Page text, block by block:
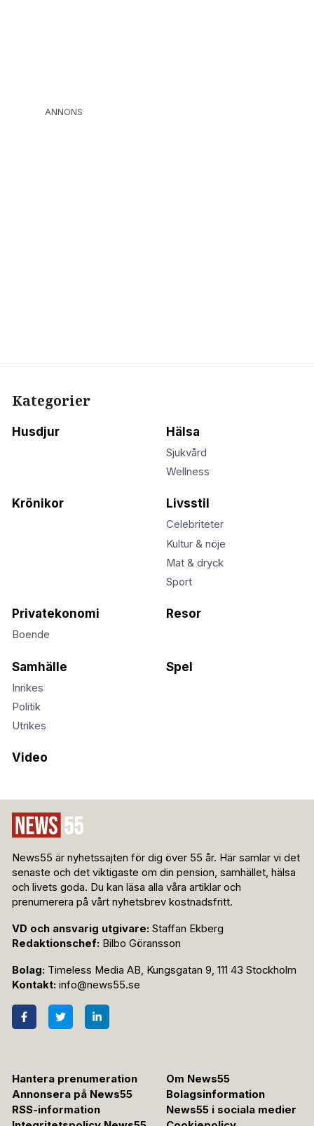
ANNONS
Kategorier
Husdjur Hälsa
Sjukvård
Wellness
Krönikor Livsstil
Celebriteter
Kultur & nöje
Mat & dryck
Sport
Privatekonomi
Boende
Resor
Samhälle
Inrikes
Politik
Utrikes
Spel
Video
News55 är nyhetssajten för dig över 55 år. Här samlar vi det
senaste och det viktigaste om din pension, samhället, hälsa
och livets goda. Du kan läsa alla våra artiklar och
prenumerera på vårt nyhetsbrev kostnadsfritt.
VD och ansvarig utgivare: Staffan Ekberg
Redaktionschef: Bilbo Göransson
Bolag: Timeless Media AB, Kungsgatan 9, 111 43 Stockholm
Kontakt: info@news55.se
Hantera prenumeration
Om News55
Annonsera på News55
Bolagsinformation
RSS-information
News55 i sociala medier